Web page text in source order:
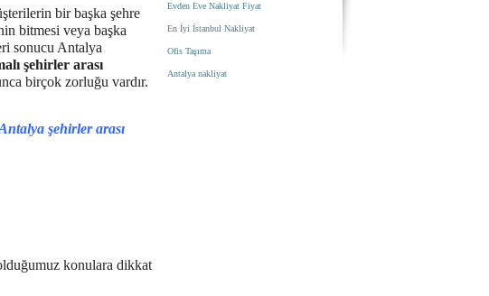
bir başka şehre
bitmesi veya başka
sonucu Antalya
şehirler arası
birçok zorluğu vardır.
şehirler arası
konulara dikkat
Evden Eve Nakliyat Fiyat
En İyi İstanbul Nakliyat
Ofis Taşıma
Antalya nakliyat